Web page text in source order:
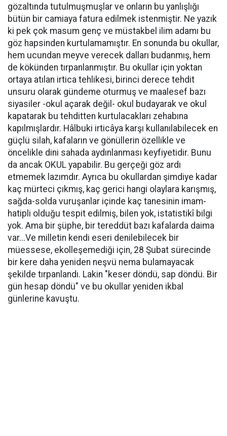
gözaltında tutulmuşmuşlar ve onların bu yanlışlığı
bütün bir camiaya fatura edilmek istenmiştir. Ne yazık
ki pek çok masum genç ve müstakbel ilim adamı bu
göz hapsinden kurtulamamıştır. En sonunda bu okullar,
hem ucundan meyve verecek dalları budanmış, hem
de kökünden tırpanlanmıştır. Bu okullar için yoktan
ortaya atılan irtica tehlikesi, birinci derece tehdit
unsuru olarak gündeme oturmuş ve maalesef bazı
siyasiler -okul açarak değil- okul budayarak ve okul
kapatarak bu tehditten kurtulacakları zehabına
kapılmışlardır. Hâlbuki irticâya karşı kullanılabilecek en
güçlü silah, kafaların ve gönüllerin özellikle ve
öncelikle dini sahada aydınlanması keyfiyetidir. Bunu
da ancak OKUL yapabilir. Bu gerçeği göz ardı
etmemek lazımdır. Ayrıca bu okullardan şimdiye kadar
kaç mürteci çıkmış, kaç gerici hangi olaylara karışmış,
sağda-solda vuruşanlar içinde kaç tanesinin imam-
hatipli olduğu tespit edilmiş, bilen yok, istatistikî bilgi
yok. Ama bir şüphe, bir tereddüt bazı kafalarda daima
var...Ve milletin kendi eseri denilebilecek bir
müessese, ekolleşemediği için, 28 Şubat sürecinde
bir kere daha yeniden neşvü nema bulamayacak
şekilde tırpanlandı. Lakin "keser döndü, sap döndü. Bir
gün hesap döndü" ve bu okullar yeniden ikbal
günlerine kavuştu.